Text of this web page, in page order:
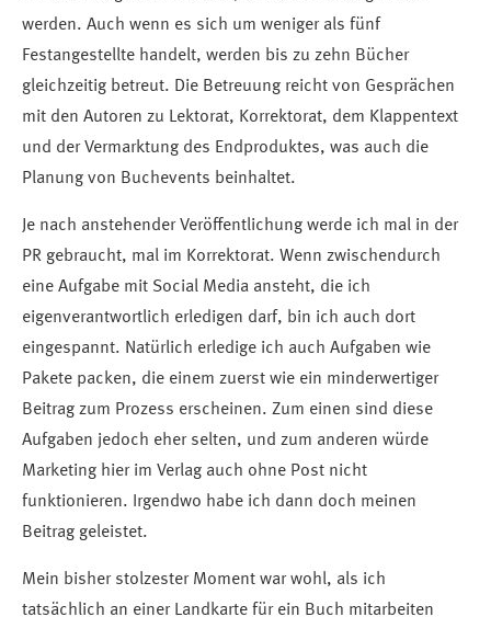
werden. Auch wenn es sich um weniger als fünf
Festangestellte handelt, werden bis zu zehn Bücher
gleichzeitig betreut. Die Betreuung reicht von Gesprächen
mit den Autoren zu Lektorat, Korrektorat, dem Klappentext
und der Vermarktung des Endproduktes, was auch die
Planung von Buchevents beinhaltet.
Je nach anstehender Veröffentlichung werde ich mal in der
PR gebraucht, mal im Korrektorat. Wenn zwischendurch
eine Aufgabe mit Social Media ansteht, die ich
eigenverantwortlich erledigen darf, bin ich auch dort
eingespannt. Natürlich erledige ich auch Aufgaben wie
Pakete packen, die einem zuerst wie ein minderwertiger
Beitrag zum Prozess erscheinen. Zum einen sind diese
Aufgaben jedoch eher selten, und zum anderen würde
Marketing hier im Verlag auch ohne Post nicht
funktionieren. Irgendwo habe ich dann doch meinen
Beitrag geleistet.
Mein bisher stolzester Moment war wohl, als ich
tatsächlich an einer Landkarte für ein Buch mitarbeiten